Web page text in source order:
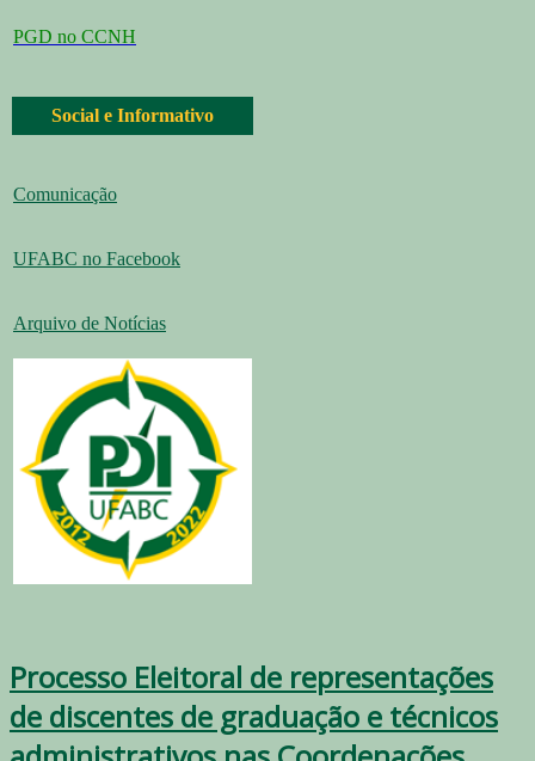
PGD no CCNH
Social e Informativo
Comunicação
UFABC no Facebook
Arquivo de Notícias
Processo Eleitoral de representações
de discentes de graduação e técnicos